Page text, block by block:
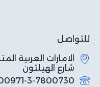
للتواصل
الامارات العربية
شارع الهيلتون
3-7800730